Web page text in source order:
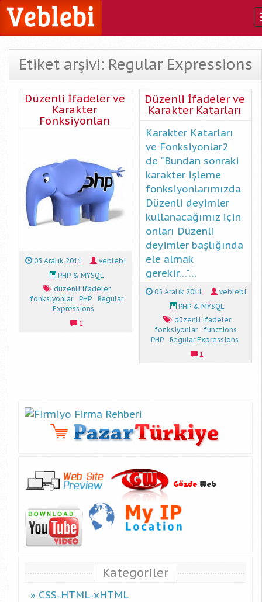
Etiket arşivi: Regular Expressions
Düzenli İfadeler ve
Karakter
Fonksiyonları
05 Aralık 2011
veblebi
PHP & MYSQL
düzenli ifadeler
fonksiyonlar
PHP
Regular
Expressions
1
Düzenli İfadeler ve
Karakter Katarları
Karakter Katarları
ve Fonksiyonlar2
de "Bundan sonraki
karakter işleme
fonksiyonlarımızda
Düzenli deyimler
kullanacağımız için
onları Düzenli
deyimler başlığında
ele almak
gerekir…"…
05 Aralık 2011
veblebi
PHP & MYSQL
düzenli ifadeler
fonksiyonlar
functions
PHP
Regular Expressions
1
Kategoriler
CSS-HTML-xHTML